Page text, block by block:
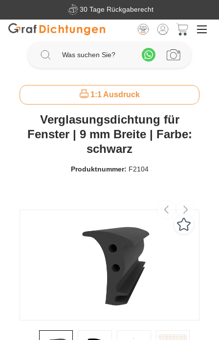
Zum Hauptinhalt springen30 Tage Rückgaberecht
1:1 Ausdruck
Verglasungsdichtung für
Fenster | 9 mm Breite | Farbe:
schwarz
Produktnummer: F2104